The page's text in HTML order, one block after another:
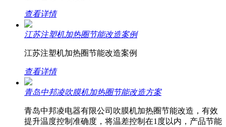
查看详情
江苏注塑机加热圈节能改造案例
江苏注塑机加热圈节能改造案例
查看详情
青岛中邦凌吹膜机加热圈节能改造方案
青岛中邦凌电器有限公司吹膜机加热圈节能改造，有效
提升温度控制准确度，将温差控制在1度以内，产品节能